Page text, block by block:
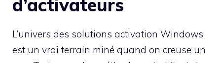
d’activateurs
L’univers des solutions activation Windows
est un vrai terrain miné quand on creuse un